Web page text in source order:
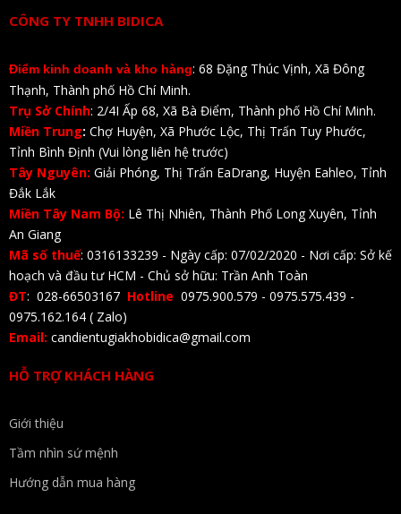
CÔNG TY TNHH BIDICA
Điểm kinh doanh và kho hàng: 68 Đặng Thúc Vịnh, Xã Đông
Thạnh, Thành phố Hồ Chí Minh.
Trụ Sở Chính: 2/4I Ấp 68, Xã Bà Điểm, Thành phố Hồ Chí Minh.
Miền Trung: Chợ Huyện, Xã Phước Lộc, Thị Trấn Tuy Phước,
Tỉnh Bình Định (Vui lòng liên hệ trước)
Tây Nguyên: Giải Phóng, Thị Trấn EaDrang, Huyện Eahleo, Tỉnh
Đắk Lắk
Miền Tây Nam Bộ: Lê Thị Nhiên, Thành Phố Long Xuyên, Tỉnh
An Giang
Mã số thuế: 0316133239 - Ngày cấp: 07/02/2020 - Nơi cấp: Sở kế
hoạch và đầu tư HCM - Chủ sở hữu: Trần Anh Toàn
ĐT: 028-66503167 Hotline 0975.900.579 - 0975.575.439 -
0975.162.164 ( Zalo)
Email: candientugiakhobidica@gmail.com
HỖ TRỢ KHÁCH HÀNG
Giới thiệu
Tầm nhìn sứ mệnh
Hướng dẫn mua hàng